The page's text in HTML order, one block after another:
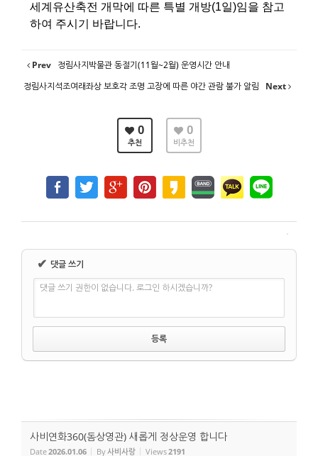
세계유산축전 개막에 따른 특별 개방(1일)임을 참고
하여 주시기 바랍니다.
Prev 정림사지박물관 동절기(11월~2월) 운영시간 안내
정림사지석조여래좌상 보호각 조명 고장에 따른 야간 관람 불가 알림
Next
0
추천
0
비추천
✔ 댓글 쓰기
댓글 쓰기 권한이 없습니다. 로그인 하시겠습니까?
사비연화360(돔상영관) 새롭게 정상운영 합니다
Date2026.01.06 By사비사랑 Views2191